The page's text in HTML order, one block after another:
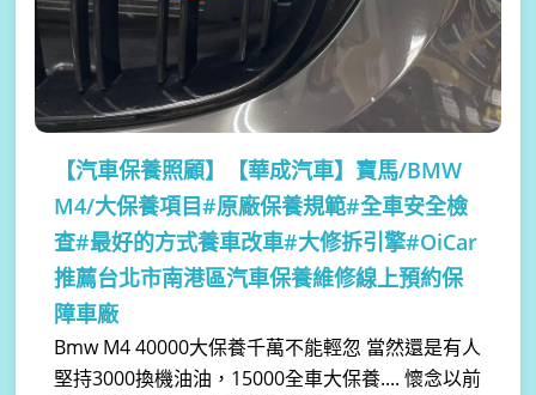
【汽車保養照顧】
【華成汽車】寶馬/BMW
M4/大保養項目#原廠保養規範#全車安全檢
查#最好的方式養車改車#大修拆引擎#OiCar
推薦台北市南港區汽車保養維修線上預約保
障車廠
Bmw M4 40000大保養千萬不能輕忽 當然還是有人
堅持3000換機油油，15000全車大保養.... 懷念以前